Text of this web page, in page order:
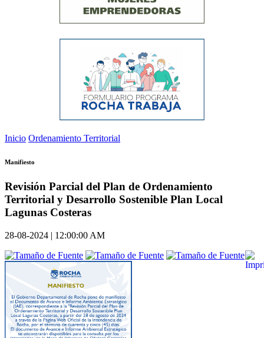
Inicio Ordenamiento Territorial
Manifiesto
Revisión Parcial del Plan de Ordenamiento
Territorial y Desarrollo Sostenible Plan Local
Lagunas Costeras
28-08-2024 | 12:00:00 AM